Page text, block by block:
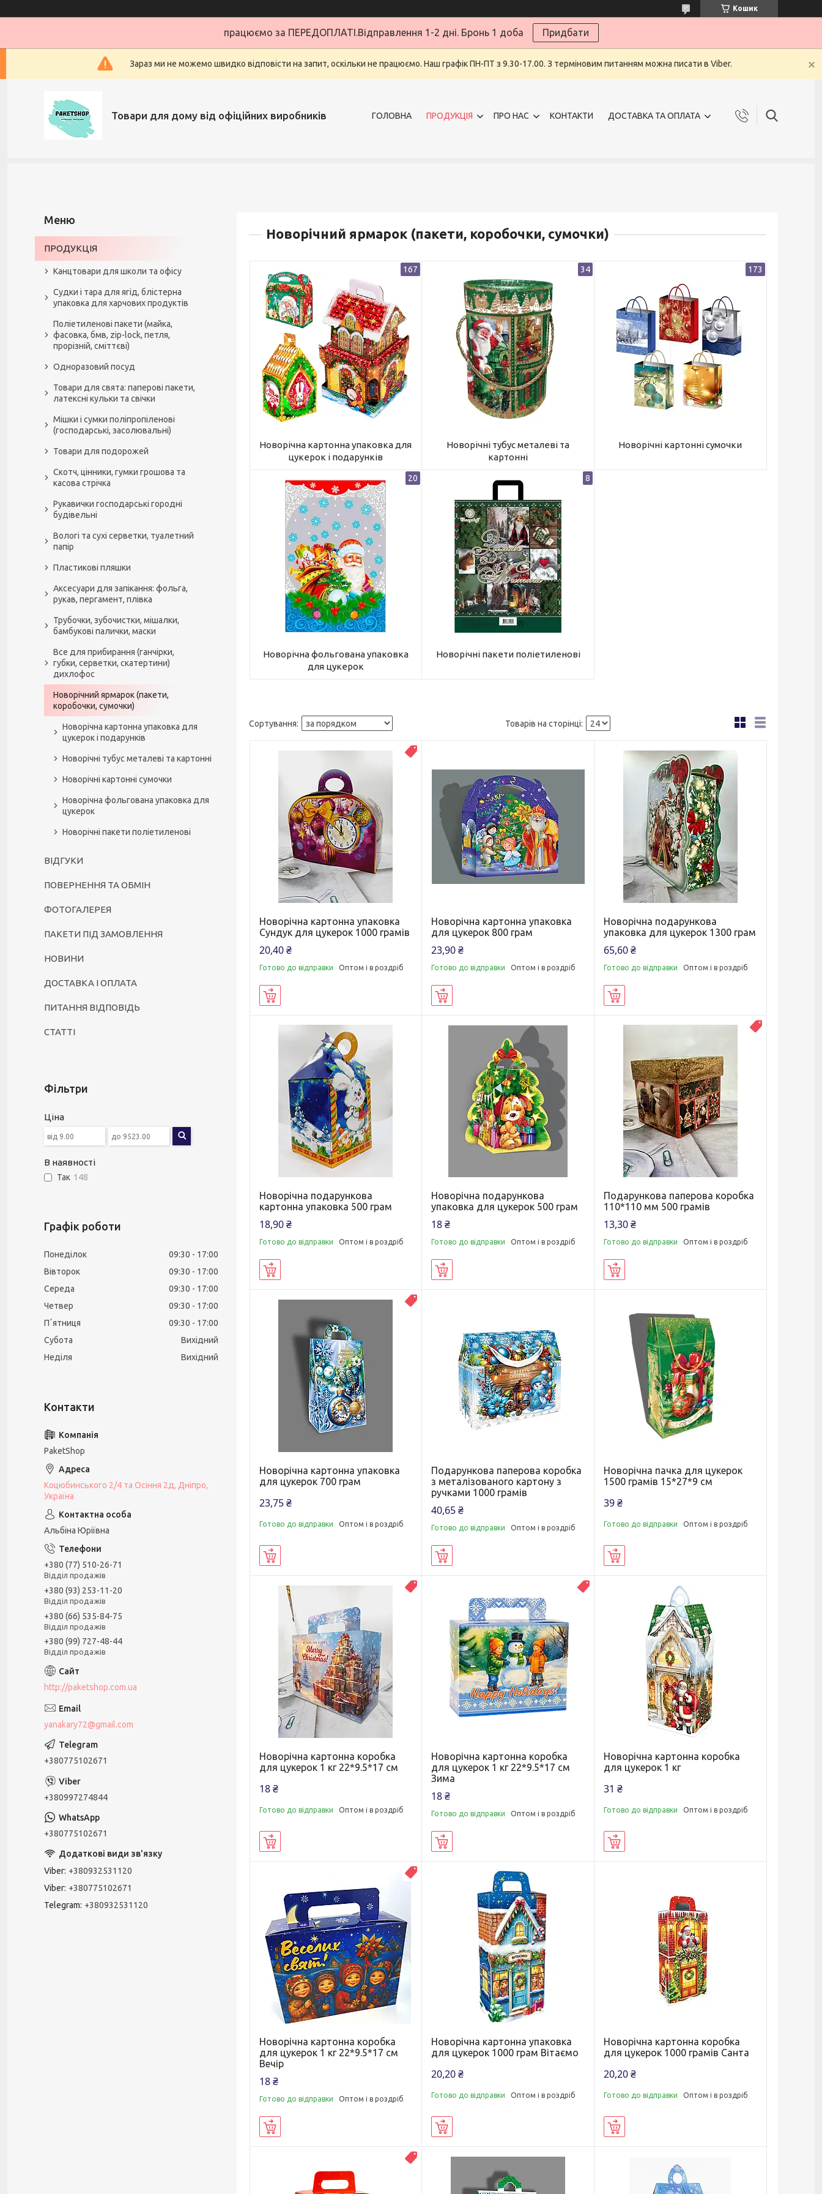
Кошик
працюємо за ПЕРЕДОПЛАТІ.Відправлення 1-2 дні. Бронь 1 доба Придбати
Зараз ми не можемо швидко відповісти на запит, оскільки не працюємо. Наш графік ПН-ПТ з 9.30-17.00. З терміновим питанням можна писати в Viber.
Товари для дому від офіційних виробників ГОЛОВНА ПРОДУКЦІЯ ПРО НАС КОНТАКТИ ДОСТАВКА ТА ОПЛАТА
Новорічний ярмарок (пакети, коробочки, сумочки)
167
Новорічна картонна упаковка для
цукерок і подарунків
34
Новорічні тубус металеві та
картонні
173
Новорічні картонні сумочки
20
Новорічна фольгована упаковка
для цукерок
8
Новорічні пакети поліетиленові
Новорічна картонна упаковка
Сундук для цукерок 1000 грамів
20,40 ₴
Готово до відправки Оптом і в роздріб
Новорічна картонна упаковка
для цукерок 800 грам
23,90 ₴
Готово до відправки Оптом і в роздріб
Новорічна подарункова
упаковка для цукерок 1300 грам
65,60 ₴
Готово до відправки Оптом і в роздріб
Новорічна подарункова
картонна упаковка 500 грам
18,90 ₴
Готово до відправки Оптом і в роздріб
Новорічна подарункова
упаковка для цукерок 500 грам
18 ₴
Готово до відправки Оптом і в роздріб
Подарункова паперова коробка
110*110 мм 500 грамів
13,30 ₴
Готово до відправки Оптом і в роздріб
Новорічна картонна упаковка
для цукерок 700 грам
23,75 ₴
Готово до відправки Оптом і в роздріб
Подарункова паперова коробка
з металізованого картону з
ручками 1000 грамів
40,65 ₴
Готово до відправки Оптом і в роздріб
Новорічна пачка для цукерок
1500 грамів 15*27*9 см
39 ₴
Готово до відправки Оптом і в роздріб
Новорічна картонна коробка
для цукерок 1 кг 22*9.5*17 см
18 ₴
Готово до відправки Оптом і в роздріб
ВЛАСНЕ ВИРОБНИЦТВО
Новорічна картонна коробка
для цукерок 1 кг 22*9.5*17 см
Зима
18 ₴
Готово до відправки Оптом і в роздріб
Новорічна картонна коробка
для цукерок 1 кг
31 ₴
Готово до відправки Оптом і в роздріб
ВЛАСНЕ ВИРОБНИЦТВО
Новорічна картонна коробка
для цукерок 1 кг 22*9.5*17 см
Вечір
18 ₴
Готово до відправки Оптом і в роздріб
Новорічна картонна упаковка
для цукерок 1000 грам Вітаємо
20,20 ₴
Готово до відправки Оптом і в роздріб
Новорічна картонна коробка
для цукерок 1000 грамів Санта
20,20 ₴
Готово до відправки Оптом і в роздріб
ВЛАСНЕ ВИРОБНИЦТВО
ПРОДУКЦІЯ
Канцтовари для школи та офісу
Судки і тара для ягід, блістерна
упаковка для харчових продуктів
Поліетиленові пакети (майка,
фасовка, бмв, zip-lock, петля,
прорізній, сміттєві)
Одноразовий посуд
Товари для свята: паперові пакети,
латексні кульки та свічки
Мішки і сумки поліпропіленові
(господарські, засолювальні)
Товари для подорожей
Скотч, цінники, гумки грошова та
касова стрічка
Рукавички господарські городні
будівельні
Вологі та сухі серветки, туалетний
папір
Пластикові пляшки
Аксесуари для запікання: фольга,
рукав, пергамент, плівка
Трубочки, зубочистки, мішалки,
бамбукові палички, маски
Все для прибирання (ганчірки,
губки, серветки, скатертини)
дихлофос
Новорічний ярмарок (пакети,
коробочки, сумочки)
Новорічна картонна упаковка для
цукерок і подарунків
Новорічні тубус металеві та картонні
Новорічні картонні сумочки
Новорічна фольгована упаковка для
цукерок
Новорічні пакети поліетиленові
ВІДГУКИ
ПОВЕРНЕННЯ ТА ОБМІН
ФОТОГАЛЕРЕЯ
ПАКЕТИ ПІД ЗАМОВЛЕННЯ
НОВИНИ
ДОСТАВКА І ОПЛАТА
ПИТАННЯ ВІДПОВІДЬ
СТАТТІ
Фільтри
Ціна
В наявності
Так 148
Графік роботи
Понеділок 09:30
17:00
Вівторок
09:30
17:00
Середа
09:30
17:00
Четвер
09:30
17:00
Пʼятниця
09:30
17:00
Субота
Вихідний
Неділя
Вихідний
PaketShop
Коцюбинського 2/4 та Осіння 2д, Дніпро,
Україна
Альбіна Юріївна
+380 (77) 510-26-71
Відділ продажів
+380 (93) 253-11-20
Відділ продажів
+380 (66) 535-84-75
Відділ продажів
+380 (99) 727-48-44
Відділ продажів
http://paketshop.com.ua
yanakary72@gmail.com
+380775102671
+380997274844
+380775102671
Viber +380932531120
Viber +380775102671
Telegram +380932531120